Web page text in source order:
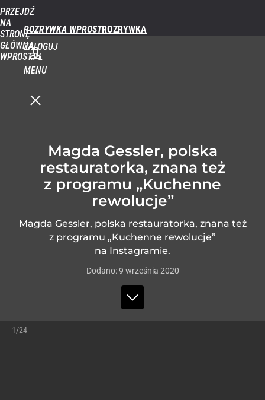
PRZEJDŹ
NA
STRONĘ
GŁÓWNĄ
WPROST.PL
ROZRYWKA WPROST
ZALOGUJ
MENU
Magda Gessler, polska
restauratorka, znana też
z programu „Kuchenne
rewolucje”
Magda Gessler, polska restauratorka, znana też
z programu „Kuchenne rewolucje”
na Instagramie.
Dodano:9 września 2020